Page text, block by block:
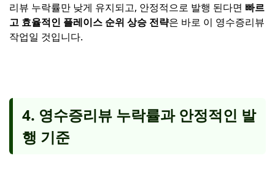
리뷰 누락률만 낮게 유지되고, 안정적으로 발행 된다면 빠르
고 효율적인 플레이스 순위 상승 전략은 바로 이 영수증리뷰
작업일 것입니다.
4. 영수증리뷰 누락률과 안정적인 발
행 기준